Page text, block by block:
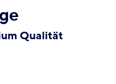
Qualität